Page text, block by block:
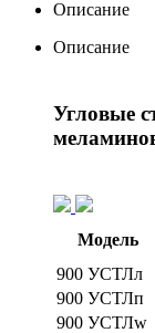
Описание
Описание
Угловые
Модель
900 УСТЛл
900 УСТЛп
900 УСТЛw